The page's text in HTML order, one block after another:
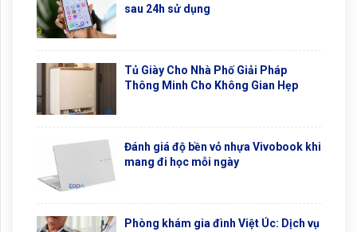
sau 24h sử dụng
Tủ Giày Cho Nhà Phố Giải Pháp
Thông Minh Cho Không Gian Hẹp
Đánh giá độ bền vỏ nhựa Vivobook khi
mang đi học mỗi ngày
Phòng khám gia đình Việt Úc: Dịch vụ